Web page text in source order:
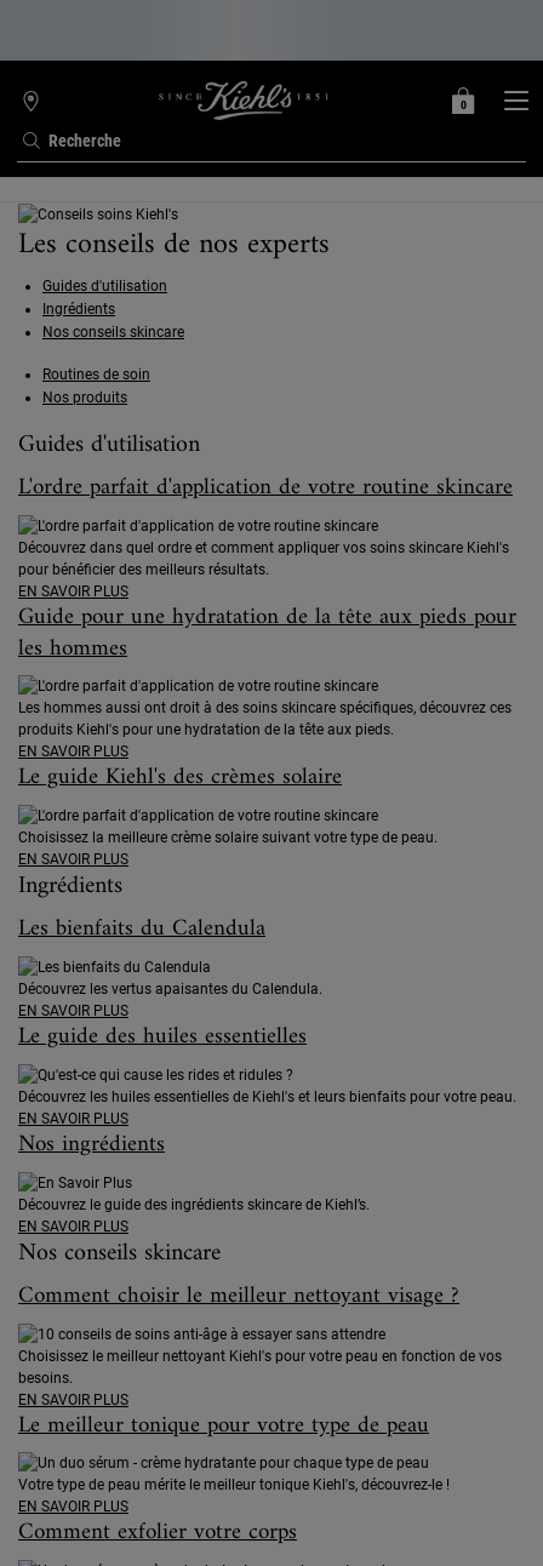
Recherche
TROUVER
UNE
BOUTIQUE
MON
0
0 PRODUIT
Les conseils de nos experts
Guides d'utilisation
Ingrédients
Nos conseils skincare
Routines de soin
Nos produits
Guides d'utilisation
L'ordre parfait d'application de votre routine skincare
Découvrez dans quel ordre et comment appliquer vos soins skincare Kiehl's
pour bénéficier des meilleurs résultats.
EN SAVOIR PLUS
Guide pour une hydratation de la tête aux pieds pour
les hommes
Les hommes aussi ont droit à des soins skincare spécifiques, découvrez ces
produits Kiehl's pour une hydratation de la tête aux pieds.
EN SAVOIR PLUS
Le guide Kiehl's des crèmes solaire
Choisissez la meilleure crème solaire suivant votre type de peau.
EN SAVOIR PLUS
Ingrédients
Les bienfaits du Calendula
Découvrez les vertus apaisantes du Calendula.
EN SAVOIR PLUS
Le guide des huiles essentielles
Découvrez les huiles essentielles de Kiehl's et leurs bienfaits pour votre peau.
EN SAVOIR PLUS
Nos ingrédients
Découvrez le guide des ingrédients skincare de Kiehl’s.
EN SAVOIR PLUS
Nos conseils skincare
Comment choisir le meilleur nettoyant visage ?
Choisissez le meilleur nettoyant Kiehl's pour votre peau en fonction de vos
besoins.
EN SAVOIR PLUS
Le meilleur tonique pour votre type de peau
Votre type de peau mérite le meilleur tonique Kiehl's, découvrez-le !
EN SAVOIR PLUS
Comment exfolier votre corps